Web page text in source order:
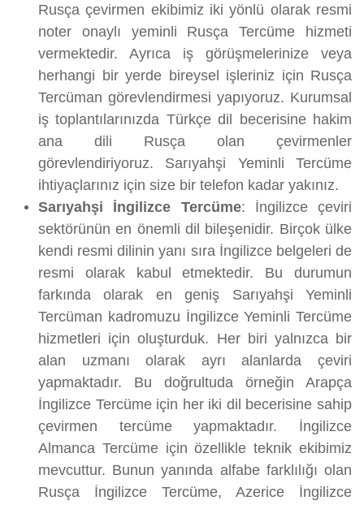
Rusça çevirmen ekibimiz iki yönlü olarak resmi
noter onaylı yeminli Rusça Tercüme hizmeti
vermektedir. Ayrıca iş görüşmelerinize veya
herhangi bir yerde bireysel işleriniz için Rusça
Tercüman görevlendirmesi yapıyoruz. Kurumsal
iş toplantılarınızda Türkçe dil becerisine hakim
ana dili Rusça olan çevirmenler
görevlendiriyoruz. Sarıyahşi Yeminli Tercüme
ihtiyaçlarınız için size bir telefon kadar yakınız.
Sarıyahşi İngilizce Tercüme: İngilizce çeviri
sektörünün en önemli dil bileşenidir. Birçok ülke
kendi resmi dilinin yanı sıra İngilizce belgeleri de
resmi olarak kabul etmektedir. Bu durumun
farkında olarak en geniş Sarıyahşi Yeminli
Tercüman kadromuzu İngilizce Yeminli Tercüme
hizmetleri için oluşturduk. Her biri yalnızca bir
alan uzmanı olarak ayrı alanlarda çeviri
yapmaktadır. Bu doğrultuda örneğin Arapça
İngilizce Tercüme için her iki dil becerisine sahip
çevirmen tercüme yapmaktadır. İngilizce
Almanca Tercüme için özellikle teknik ekibimiz
mevcuttur. Bunun yanında alfabe farklılığı olan
Rusça İngilizce Tercüme, Azerice İngilizce